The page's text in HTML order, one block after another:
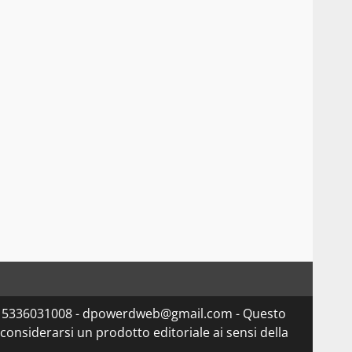
- dpowerdweb@gmail.com - Questo
un prodotto editoriale ai sensi della